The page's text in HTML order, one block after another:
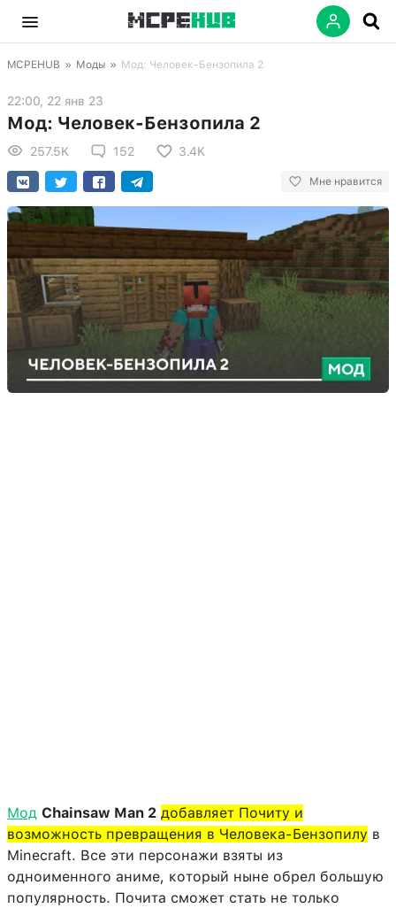
MCPEHUB » Моды » Мод: Человек-Бензопила 2
22:00, 22 янв 23
Мод: Человек-Бензопила 2
257.5K 152 3.4K
Мне нравится
Мод Chainsaw Man 2 добавляет Почиту и
возможность превращения в Человека-Бензопилу в
Minecraft. Все эти персонажи взяты из
одноименного аниме, который ныне обрел большую
популярность. Почита сможет стать не только